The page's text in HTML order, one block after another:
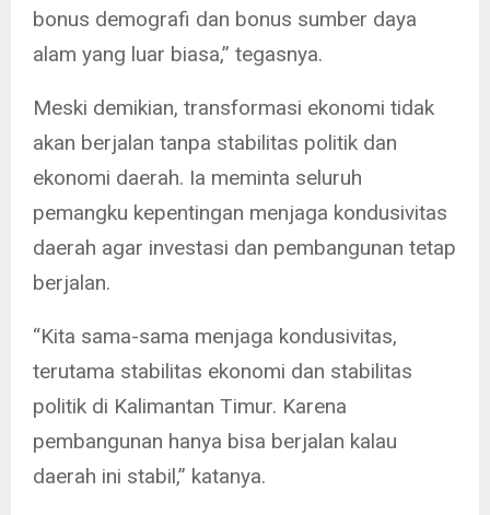
bonus demografi dan bonus sumber daya
alam yang luar biasa,” tegasnya.
Meski demikian, transformasi ekonomi tidak
akan berjalan tanpa stabilitas politik dan
ekonomi daerah. Ia meminta seluruh
pemangku kepentingan menjaga kondusivitas
daerah agar investasi dan pembangunan tetap
berjalan.
“Kita sama-sama menjaga kondusivitas,
terutama stabilitas ekonomi dan stabilitas
politik di Kalimantan Timur. Karena
pembangunan hanya bisa berjalan kalau
daerah ini stabil,” katanya.